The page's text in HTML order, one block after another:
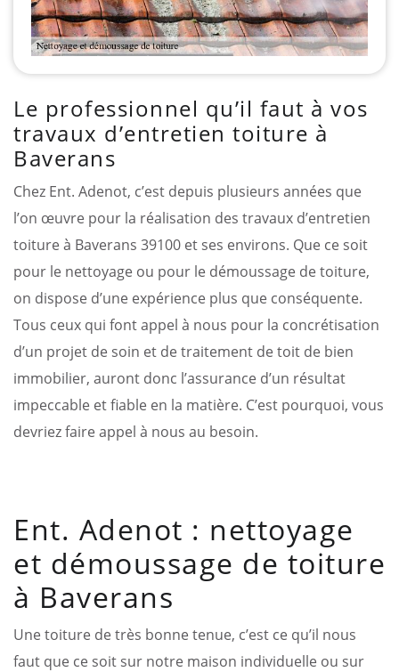
Le professionnel qu’il faut à vos
travaux d’entretien toiture à
Baverans
Chez Ent. Adenot, c’est depuis plusieurs années que
l’on œuvre pour la réalisation des travaux d’entretien
toiture à Baverans 39100 et ses environs. Que ce soit
pour le nettoyage ou pour le démoussage de toiture,
on dispose d’une expérience plus que conséquente.
Tous ceux qui font appel à nous pour la concrétisation
d’un projet de soin et de traitement de toit de bien
immobilier, auront donc l’assurance d’un résultat
impeccable et fiable en la matière. C’est pourquoi, vous
devriez faire appel à nous au besoin.
Ent. Adenot : nettoyage
et démoussage de toiture
à Baverans
Une toiture de très bonne tenue, c’est ce qu’il nous
faut que ce soit sur notre maison individuelle ou sur